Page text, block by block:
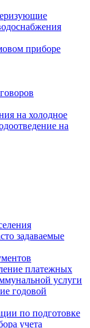
приборе
на холодное
на
задаваемые
платежных
услуги
годовой
по подготовке
учета